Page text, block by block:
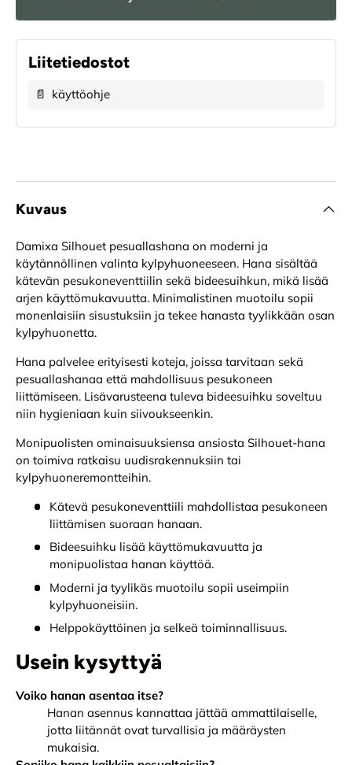
Liitetiedostot
📄 käyttöohje
Kuvaus
Damixa Silhouet pesuallashana on moderni ja
käytännöllinen valinta kylpyhuoneeseen. Hana sisältää
kätevän pesukoneventtiilin sekä bideesuihkun, mikä lisää
arjen käyttömukavuutta. Minimalistinen muotoilu sopii
monenlaisiin sisustuksiin ja tekee hanasta tyylikkään osan
kylpyhuonetta.
Hana palvelee erityisesti koteja, joissa tarvitaan sekä
pesuallashanaa että mahdollisuus pesukoneen
liittämiseen. Lisävarusteena tuleva bideesuihku soveltuu
niin hygieniaan kuin siivoukseenkin.
Monipuolisten ominaisuuksiensa ansiosta Silhouet-hana
on toimiva ratkaisu uudisrakennuksiin tai
kylpyhuoneremontteihin.
Kätevä pesukoneventtiili mahdollistaa pesukoneen
liittämisen suoraan hanaan.
Bideesuihku lisää käyttömukavuutta ja
monipuolistaa hanan käyttöä.
Moderni ja tyylikäs muotoilu sopii useimpiin
kylpyhuoneisiin.
Helppokäyttöinen ja selkeä toiminnallisuus.
Usein kysyttyä
Voiko hanan asentaa itse?
Hanan asennus kannattaa jättää ammattilaiselle,
jotta liitännät ovat turvallisia ja määräysten
mukaisia.